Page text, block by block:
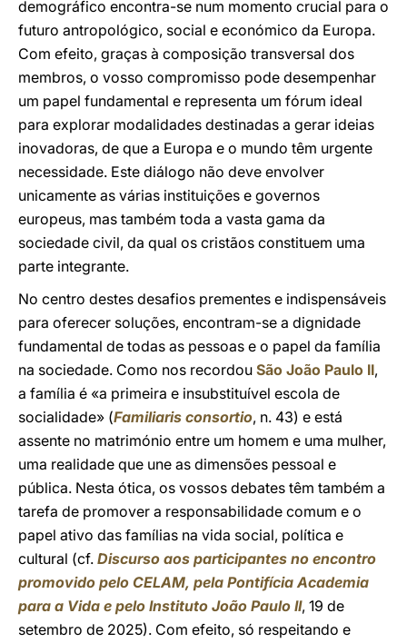
demográfico encontra-se num momento crucial para o
futuro antropológico, social e económico da Europa.
Com efeito, graças à composição transversal dos
membros, o vosso compromisso pode desempenhar
um papel fundamental e representa um fórum ideal
para explorar modalidades destinadas a gerar ideias
inovadoras, de que a Europa e o mundo têm urgente
necessidade. Este diálogo não deve envolver
unicamente as várias instituições e governos
europeus, mas também toda a vasta gama da
sociedade civil, da qual os cristãos constituem uma
parte integrante.
No centro destes desafios prementes e indispensáveis
para oferecer soluções, encontram-se a dignidade
fundamental de todas as pessoas e o papel da família
na sociedade. Como nos recordou São João Paulo II,
a família é «a primeira e insubstituível escola de
socialidade» (Familiaris consortio, n. 43) e está
assente no matrimónio entre um homem e uma mulher,
uma realidade que une as dimensões pessoal e
pública. Nesta ótica, os vossos debates têm também a
tarefa de promover a responsabilidade comum e o
papel ativo das famílias na vida social, política e
cultural (cf. Discurso aos participantes no encontro
promovido pelo CELAM, pela Pontifícia Academia
para a Vida e pelo Instituto João Paulo II, 19 de
setembro de 2025). Com efeito, só respeitando e